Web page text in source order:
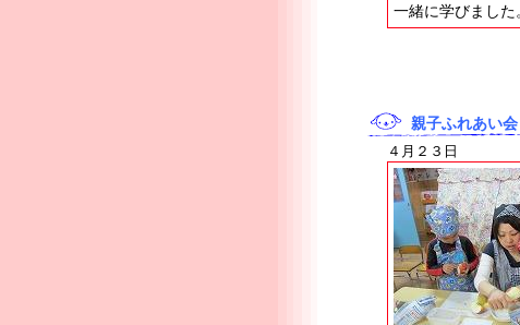
一緒に学びました
親子ふれあい会
４月２３日